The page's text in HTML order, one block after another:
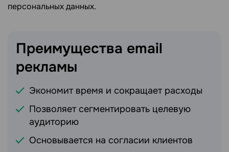
персональных данных.
Преимущества email
рекламы
Экономит время и сокращает расходы
Позволяет сегментировать целевую
аудиторию
Основывается на согласии клиентов